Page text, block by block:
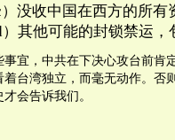
）没收中国在西方的所
）其他可能的封锁禁运，
事宜，中共在下决心攻台前肯
着台湾独立，而毫无动作。否
才会告诉我们。